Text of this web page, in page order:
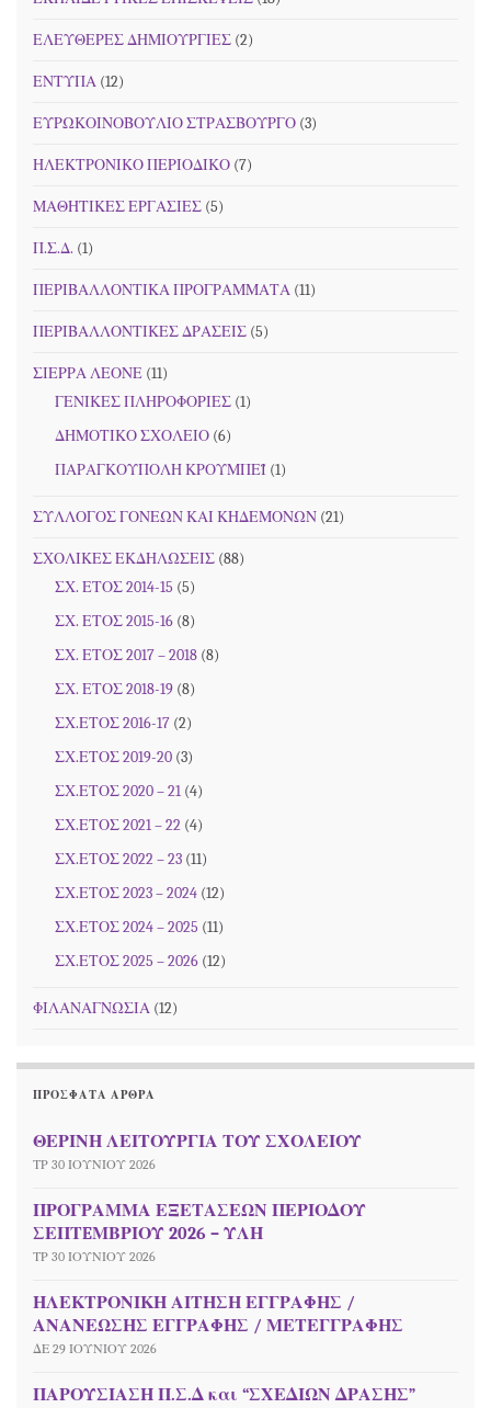
ΕΛΕΥΘΕΡΕΣ ΔΗΜΙΟΥΡΓΙΕΣ (2)
ΕΝΤΥΠΑ (12)
ΕΥΡΩΚΟΙΝΟΒΟΥΛΙΟ ΣΤΡΑΣΒΟΥΡΓΟ (3)
ΗΛΕΚΤΡΟΝΙΚΟ ΠΕΡΙΟΔΙΚΟ (7)
ΜΑΘΗΤΙΚΕΣ ΕΡΓΑΣΙΕΣ (5)
Π.Σ.Δ. (1)
ΠΕΡΙΒΑΛΛΟΝΤΙΚΑ ΠΡΟΓΡΑΜΜΑΤΑ (11)
ΠΕΡΙΒΑΛΛΟΝΤΙΚΕΣ ΔΡΑΣΕΙΣ (5)
ΣΙΕΡΡΑ ΛΕΟΝΕ (11)
ΓΕΝΙΚΕΣ ΠΛΗΡΟΦΟΡΙΕΣ (1)
ΔΗΜΟΤΙΚΟ ΣΧΟΛΕΙΟ (6)
ΠΑΡΑΓΚΟΥΠΟΛΗ ΚΡΟΥΜΠΕΪ (1)
ΣΥΛΛΟΓΟΣ ΓΟΝΕΩΝ ΚΑΙ ΚΗΔΕΜΟΝΩΝ (21)
ΣΧΟΛΙΚΕΣ ΕΚΔΗΛΩΣΕΙΣ (88)
ΣΧ. ΕΤΟΣ 2014-15 (5)
ΣΧ. ΕΤΟΣ 2015-16 (8)
ΣΧ. ΕΤΟΣ 2017 – 2018 (8)
ΣΧ. ΕΤΟΣ 2018-19 (8)
ΣΧ.ΕΤΟΣ 2016-17 (2)
ΣΧ.ΕΤΟΣ 2019-20 (3)
ΣΧ.ΕΤΟΣ 2020 – 21 (4)
ΣΧ.ΕΤΟΣ 2021 – 22 (4)
ΣΧ.ΕΤΟΣ 2022 – 23 (11)
ΣΧ.ΕΤΟΣ 2023 – 2024 (12)
ΣΧ.ΕΤΟΣ 2024 – 2025 (11)
ΣΧ.ΕΤΟΣ 2025 – 2026 (12)
ΦΙΛΑΝΑΓΝΩΣΙΑ (12)
ΠΡΌΣΦΑΤΑ ΆΡΘΡΑ
ΘΕΡΙΝΗ ΛΕΙΤΟΥΡΓΙΑ ΤΟΥ ΣΧΟΛΕΙΟΥ
ΤΡ 30 ΙΟΥΝΊΟΥ 2026
ΠΡΟΓΡΑΜΜΑ ΕΞΕΤΑΣΕΩΝ ΠΕΡΙΟΔΟΥ
ΣΕΠΤEΜΒΡΙΟΥ 2026 – ΥΛΗ
ΤΡ 30 ΙΟΥΝΊΟΥ 2026
ΗΛΕΚΤΡΟΝΙΚΗ ΑΙΤΗΣΗ ΕΓΓΡΑΦΗΣ /
ΑΝΑΝΕΩΣΗΣ ΕΓΓΡΑΦΗΣ / ΜΕΤΕΓΓΡΑΦΗΣ
ΔΕ 29 ΙΟΥΝΊΟΥ 2026
ΠΑΡΟΥΣΙΑΣΗ Π.Σ.Δ και “ΣΧΕΔΙΩΝ ΔΡΑΣΗΣ”